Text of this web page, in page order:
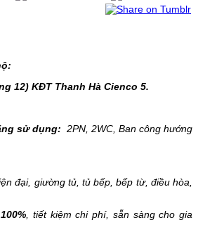
12) KĐT Thanh Hà Cienco 5.
sử dụng: 2PN, 2WC, Ban công hướng
đại, giường tủ, tủ bếp, bếp từ, điều hòa,
100% , tiết kiệm chi phí, sẵn sàng cho gia